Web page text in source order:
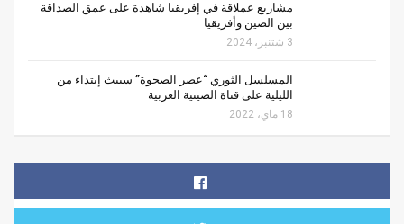
مشاريع عملاقة في إفريقيا شاهدة على عمق الصداقة
بين الصين وأفريقيا
3 شتنبر، 2024
المسلسل الثوري “عصر الصحوة” سيبث إبتداء من
الليلية على قناة الصينية العربية
18 ماي، 2022